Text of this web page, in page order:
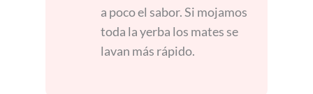
a poco el sabor. Si mojamos
toda la yerba los mates se
lavan más rápido.